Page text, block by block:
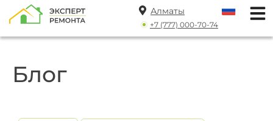
Алматы
+7 (777) 000-70-74
Блог